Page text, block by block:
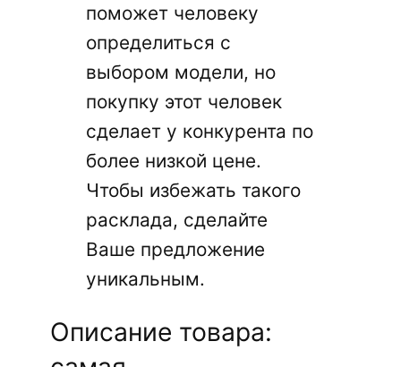
поможет человеку
определиться с
выбором модели, но
покупку этот человек
сделает у конкурента по
более низкой цене.
Чтобы избежать такого
расклада, сделайте
Ваше предложение
уникальным.
Описание товара: